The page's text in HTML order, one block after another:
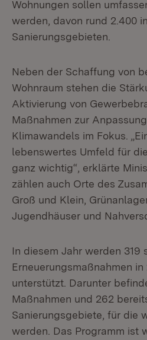
Wohnungen sollen
werden, davon rund 2.400
Sanierungsgebieten.
Neben der Schaffung von
Wohnraum stehen die
Aktivierung von
Maßnahmen zur
Klimawandels im Fokus.
lebenswertes Umfeld für
ganz wichtig“, erklärte
zählen auch Orte des
Groß und Klein,
Jugendhäuser und
In diesem Jahr werden 319
Erneuerungsmaßnahmen in
unterstützt. Darunter
Maßnahmen und 262
Sanierungsgebiete, für die
werden. Das Programm ist